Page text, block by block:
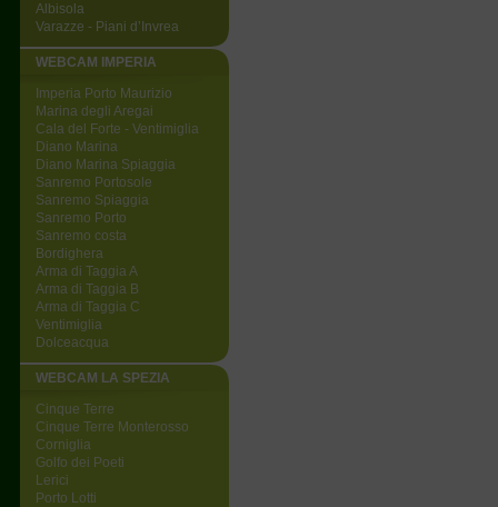
Albisola
Varazze - Piani d’Invrea
WEBCAM IMPERIA
Imperia Porto Maurizio
Marina degli Aregai
Cala del Forte - Ventimiglia
Diano Marina
Diano Marina Spiaggia
Sanremo Portosole
Sanremo Spiaggia
Sanremo Porto
Sanremo costa
Bordighera
Arma di Taggia A
Arma di Taggia B
Arma di Taggia C
Ventimiglia
Dolceacqua
WEBCAM LA SPEZIA
Cinque Terre
Cinque Terre Monterosso
Corniglia
Golfo dei Poeti
Lerici
Porto Lotti